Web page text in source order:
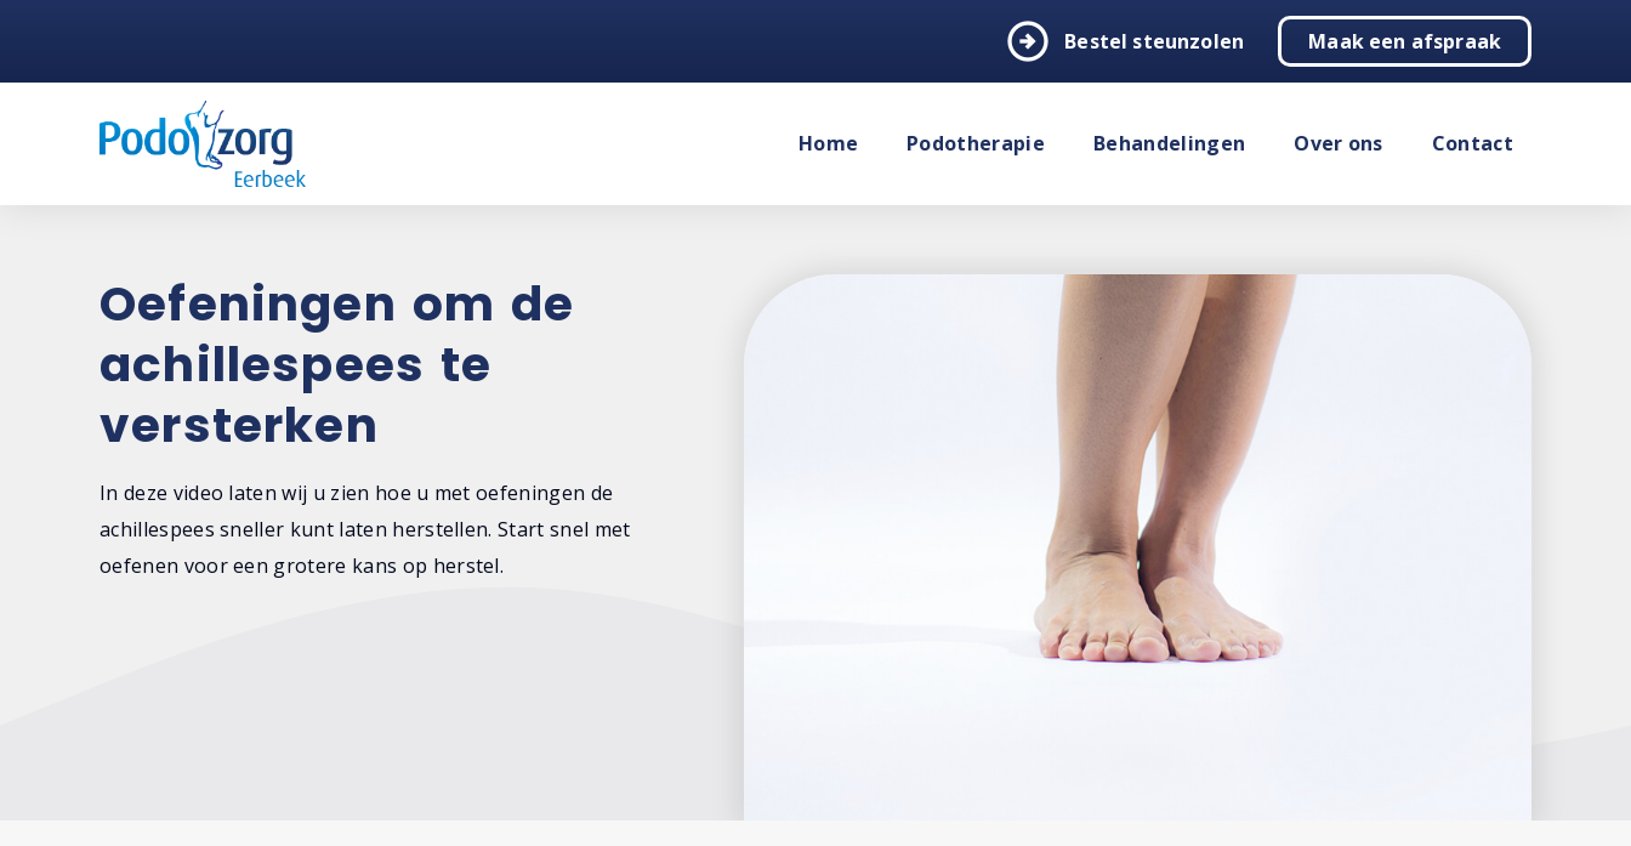
arrow_circle_right Bestel steunzolen Maak een afspraak
Home Podotherapie Behandelingen Over ons Contact
Oefeningen om de
achillespees te
versterken
In deze video laten wij u zien hoe u met oefeningen de
achillespees sneller kunt laten herstellen. Start snel met
oefenen voor een grotere kans op herstel.